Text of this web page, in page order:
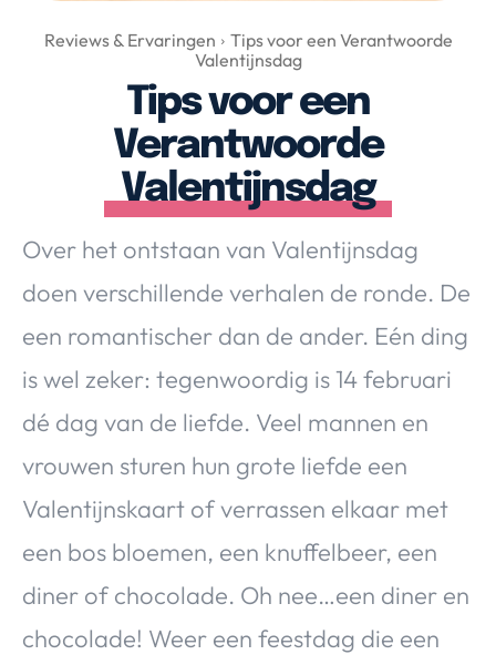
Over Valerie
Over Valerie
De Top 5
Contact
VALERIE'S CHOICE
Food & Drinks Health & Beauty Gadgets
Huis & Tuin
Reviews & Ervaringen
Tips voor een Verantwoorde
Valentijnsdag
Tips voor een
Verantwoorde
Valentijnsdag
Over het ontstaan van Valentijnsdag
doen verschillende verhalen de ronde. De
een romantischer dan de ander. Eén ding
is wel zeker: tegenwoordig is 14 februari
dé dag van de liefde. Veel mannen en
vrouwen sturen hun grote liefde een
Valentijnskaart of verrassen elkaar met
een bos bloemen, een knuffelbeer, een
diner of chocolade. Oh nee…een diner en
chocolade! Weer een feestdag die een